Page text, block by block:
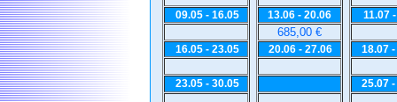
09.05 - 16.05 13.06 - 20.06 11.07
685,00 €
16.05 - 23.05 20.06 - 27.06 18.07
23.05 - 30.05 25.07